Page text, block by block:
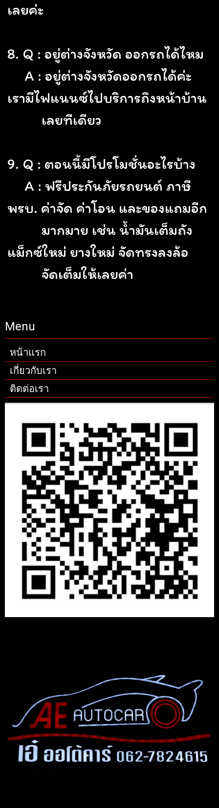
เลยค่ะ
8. Q : อยู่ต่างจังหวัด ออกรถได้ไหม
A : อยู่ต่างจังหวัดออกรถได้ค่ะ
เรามีไฟแนนซ์ไปบริการถึงหน้าบ้าน
เลยทีเดียว
9. Q : ตอนนี้มีโปรโมชั่นอะไรบ้าง
A : ฟรีประกันภัยรถยนต์ ภาษี
พรบ. ค่าจัด ค่าโอน และของแถมอีก
มากมาย เช่น น้ำมันเต็มถัง
แม็กซ์ใหม่ ยางใหม่ จัดทรงลงล้อ
จัดเต็มให้เลยค่า
Menu
หน้าแรก
เกี่ยวกับเรา
ติดต่อเรา